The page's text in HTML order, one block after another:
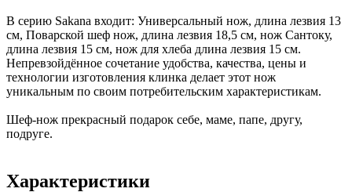
В серию Sakana входит: Универсальный нож, длина лезвия 13
см, Поварской шеф нож, длина лезвия 18,5 см, нож Сантоку,
длина лезвия 15 см, нож для хлеба длина лезвия 15 см.
Непревзойдённое сочетание удобства, качества, цены и
технологии изготовления клинка делает этот нож
уникальным по своим потребительским характеристикам.
Шеф-нож прекрасный подарок себе, маме, папе, другу,
подруге.
Характеристики